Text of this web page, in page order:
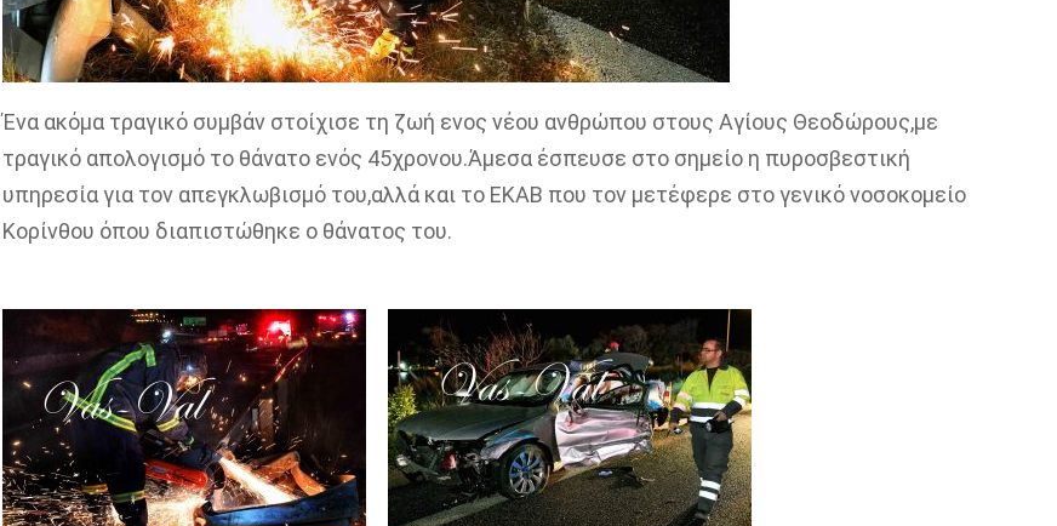
Ένα ακόμα τραγικό συμβάν στοίχισε τη ζωή ενος νέου ανθρώπου στους Αγίους Θεοδώρους,με
τραγικό απολογισμό το θάνατο ενός 45χρονου.Άμεσα έσπευσε στο σημείο η πυροσβεστική
υπηρεσία για τον απεγκλωβισμό του,αλλά και το ΕΚΑΒ που τον μετέφερε στο γενικό νοσοκομείο
Κορίνθου όπου διαπιστώθηκε ο θάνατος του.